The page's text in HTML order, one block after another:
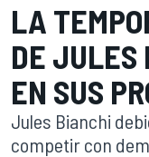
LA
DE JULES
EN SUS
Jules Bianchi
competir con